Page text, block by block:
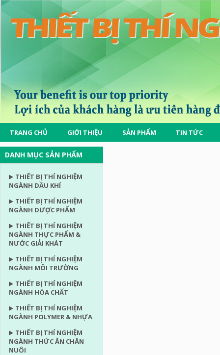
TRANG CHỦ GIỚI THIỆU SẢN PHẨM TIN TỨC
DANH MỤC SẢN PHẨM
THIẾT BỊ THÍ NGHIỆM
NGÀNH DẦU KHÍ
THIẾT BỊ THÍ NGHIỆM
NGÀNH DƯỢC PHẨM
THIẾT BỊ THÍ NGHIỆM
NGÀNH THỰC PHẨM &
NƯỚC GIẢI KHÁT
THIẾT BỊ THÍ NGHIỆM
NGÀNH MÔI TRƯỜNG
THIẾT BỊ THÍ NGHIỆM
NGÀNH HÓA CHẤT
THIẾT BỊ THÍ NGHIỆM
NGÀNH POLYMER & NHỰA
THIẾT BỊ THÍ NGHIỆM
NGÀNH THỨC ĂN CHĂN
NUÔI